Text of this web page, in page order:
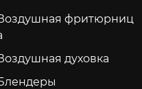
фритюрниц
духовка